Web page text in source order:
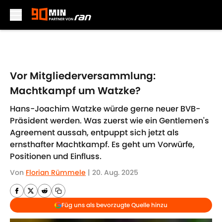
Vor Mitgliederversammlung:
Machtkampf um Watzke?
Hans-Joachim Watzke würde gerne neuer BVB-
Präsident werden. Was zuerst wie ein Gentlemen's
Agreement aussah, entpuppt sich jetzt als
ernsthafter Machtkampf. Es geht um Vorwürfe,
Positionen und Einfluss.
Von Florian Rümmele | 20. Aug. 2025
Füg uns als bevorzugte Quelle hinzu